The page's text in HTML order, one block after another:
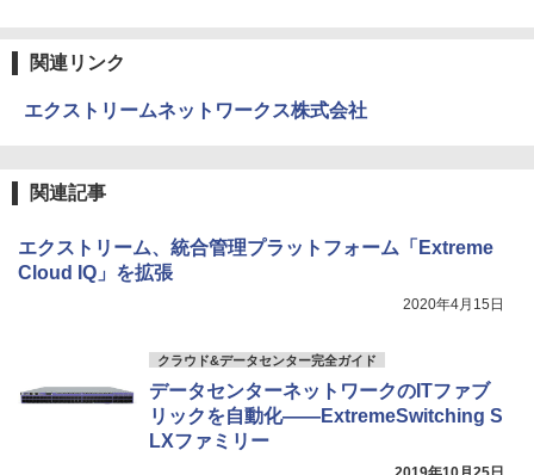
関連リンク
エクストリームネットワークス株式会社
関連記事
エクストリーム、統合管理プラットフォーム「Extreme
Cloud IQ」を拡張
2020年4月15日
クラウド&データセンター完全ガイド
データセンターネットワークのITファブ
リックを自動化――ExtremeSwitching S
LXファミリー